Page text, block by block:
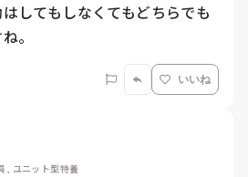
してもしなくてもどちらでも
。
いいね
, ユニット型特養